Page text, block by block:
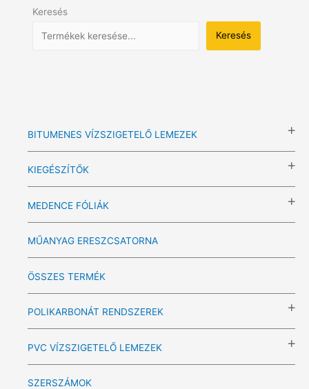
Keresés
Keresés
BITUMENES VÍZSZIGETELŐ LEMEZEK
KIEGÉSZÍTŐK
MEDENCE FÓLIÁK
MŰANYAG ERESZCSATORNA
ÖSSZES TERMÉK
POLIKARBONÁT RENDSZEREK
PVC VÍZSZIGETELŐ LEMEZEK
SZERSZÁMOK